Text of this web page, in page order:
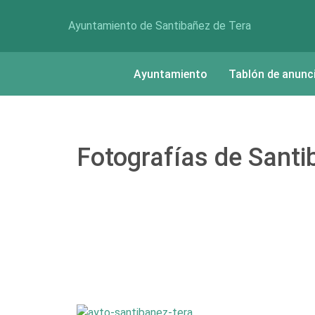
Ayuntamiento de Santibañez de Tera
Ayuntamiento Tablón de
Fotografías de